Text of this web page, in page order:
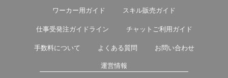
ワーカー用ガイド スキル販売ガイド
仕事受発注ガイドライン チャットご利用ガイド
手数料について よくある質問 お問い合わせ
運営情報